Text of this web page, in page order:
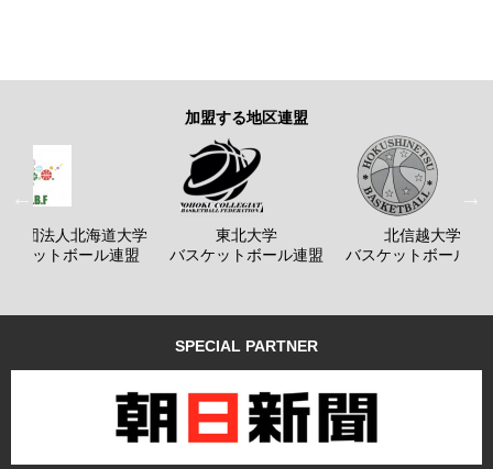
加盟する地区連盟
社団法人北海道大学
ケットボール連盟
東北大学
バスケットボール連盟
北信越大学
バスケットボール連
SPECIAL PARTNER